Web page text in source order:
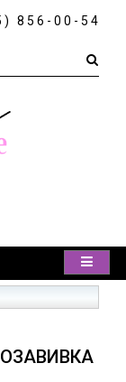
856-00-54